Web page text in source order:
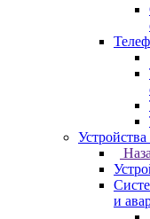
Устройства
и